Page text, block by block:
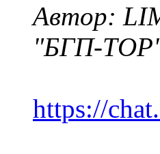
Автор:
"БГП-
https://